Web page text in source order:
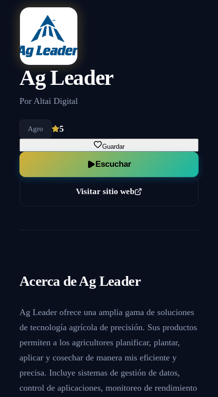
Ag Leader
Por Altai Digital
Agro 5
Guardar
Escuchar
Visitar sitio web
Acerca deAg Leader
Ag Leader ofrece una amplia gama de soluciones
de tecnologí­a agrí­cola de precisión. Sus productos
permiten a los agricultores planificar, plantar,
aplicar y cosechar de manera mis eficiente y
precisa. Incluye sistemas de gestión de datos,
control de aplicaciones, monitoreo de rendimiento